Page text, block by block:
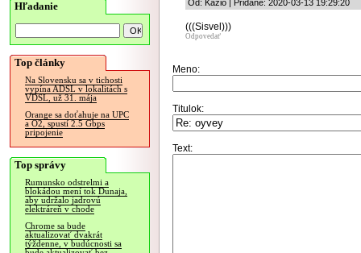
Hľadanie
Top články
Na Slovensku sa v tichosti
vypína ADSL v lokalitách s
VDSL, už 31. mája
Orange sa doťahuje na UPC
a O2, spustí 2.5 Gbps
pripojenie
Top správy
Rumunsko odstrelmi a
blokádou mení tok Dunaja,
aby udržalo jadrovú
elektráreň v chode
Chrome sa bude
aktualizovať dvakrát
týždenne, v budúcnosti sa
Od: Kazio | Pridané: 2020-03-13 19:29:20
(((Sisvel)))
Odpovedať
Meno:
Titulok:
Text: